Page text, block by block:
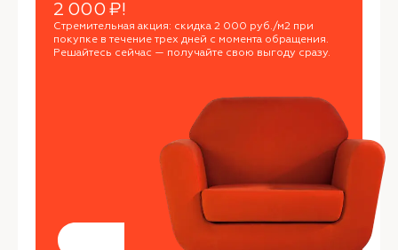
2 000 ₽!
Стремительная акция: скидка 2 000 руб./м2 при
покупке в течение трех дней с момента обращения.
Решайтесь сейчас — получайте свою выгоду сразу.